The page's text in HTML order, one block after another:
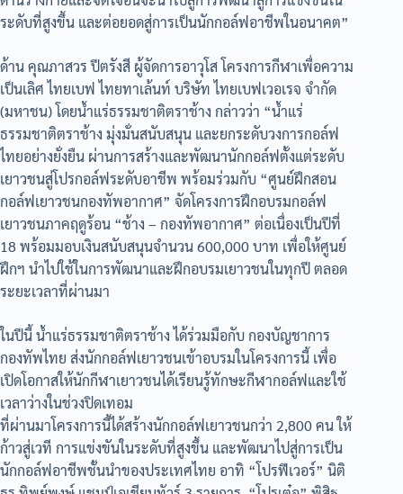
ระดับที่สูงขึ้น และต่อยอดสู่การเป็นนักกอล์ฟอาชีพในอนาคต”
ด้าน คุณภาสวร ปีตรังสี ผู้จัดการอาวุโส โครงการกีฬาเพื่อความ
เป็นเลิศ ไทยเบฟ ไทยทาเล้นท์ บริษัท ไทยเบฟเวอเรจ จำกัด
(มหาชน) โดยน้ำแร่ธรรมชาติตราช้าง กล่าวว่า “น้ำแร่
ธรรมชาติตราช้าง มุ่งมั่นสนับสนุน และยกระดับวงการกอล์ฟ
ไทยอย่างยั่งยืน ผ่านการสร้างและพัฒนานักกอล์ฟตั้งแต่ระดับ
เยาวชนสู่โปรกอล์ฟระดับอาชีพ พร้อมร่วมกับ “ศูนย์ฝึกสอน
กอล์ฟเยาวชนกองทัพอากาศ” จัดโครงการฝึกอบรมกอล์ฟ
เยาวชนภาคฤดูร้อน “ช้าง – กองทัพอากาศ” ต่อเนื่องเป็นปีที่
18 พร้อมมอบเงินสนับสนุนจำนวน 600,000 บาท เพื่อให้ศูนย์
ฝึกฯ นำไปใช้ในการพัฒนาและฝึกอบรมเยาวชนในทุกปี ตลอด
ระยะเวลาที่ผ่านมา
ในปีนี้ น้ำแร่ธรรมชาติตราช้าง ได้ร่วมมือกับ กองบัญชาการ
กองทัพไทย ส่งนักกอล์ฟเยาวชนเข้าอบรมในโครงการนี้ เพื่อ
เปิดโอกาสให้นักกีฬาเยาวชนได้เรียนรู้ทักษะกีฬากอล์ฟและใช้
เวลาว่างในช่วงปิดเทอม
ที่ผ่านมาโครงการนี้ได้สร้างนักกอล์ฟเยาวชนกว่า 2,800 คน ให้
ก้าวสู่เวที การแข่งขันในระดับที่สูงขึ้น และพัฒนาไปสู่การเป็น
นักกอล์ฟอาชีพชั้นนำของประเทศไทย อาทิ “โปรฟีเวอร์” นิติ